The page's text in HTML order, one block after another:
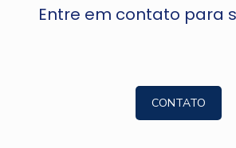
Entre em contato para
CONTATO